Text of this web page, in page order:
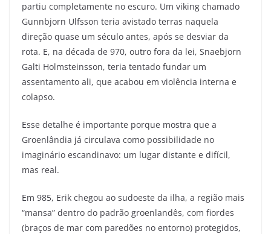
partiu completamente no escuro. Um viking chamado
Gunnbjorn Ulfsson teria avistado terras naquela
direção quase um século antes, após se desviar da
rota. E, na década de 970, outro fora da lei, Snaebjorn
Galti Holmsteinsson, teria tentado fundar um
assentamento ali, que acabou em violência interna e
colapso.
Esse detalhe é importante porque mostra que a
Groenlândia já circulava como possibilidade no
imaginário escandinavo: um lugar distante e difícil,
mas real.
Em 985, Erik chegou ao sudoeste da ilha, a região mais
“mansa” dentro do padrão groenlandês, com fiordes
(braços de mar com paredões no entorno) protegidos,